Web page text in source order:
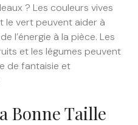
? Les couleurs vives
le vert peuvent aider à
l’énergie à la pièce. Les
et les légumes peuvent
de fantaisie et
Bonne Taille